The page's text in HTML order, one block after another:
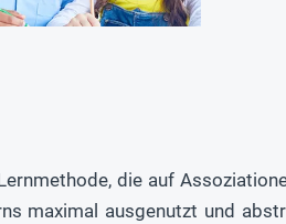
die auf
maximal ausgenutzt und